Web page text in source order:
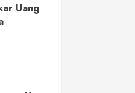
Uang